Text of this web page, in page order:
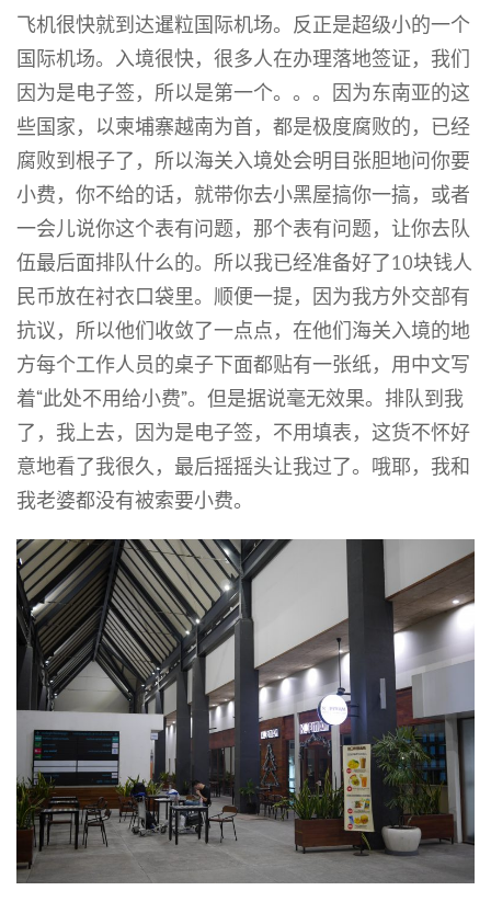
飞机很快就到达暹粒国际机场。反正是超级小的一个
国际机场。入境很快，很多人在办理落地签证，我们
因为是电子签，所以是第一个。。。因为东南亚的这
些国家，以柬埔寨越南为首，都是极度腐败的，已经
腐败到根子了，所以海关入境处会明目张胆地问你要
小费，你不给的话，就带你去小黑屋搞你一搞，或者
一会儿说你这个表有问题，那个表有问题，让你去队
伍最后面排队什么的。所以我已经准备好了10块钱人
民币放在衬衣口袋里。顺便一提，因为我方外交部有
抗议，所以他们收敛了一点点，在他们海关入境的地
方每个工作人员的桌子下面都贴有一张纸，用中文写
着“此处不用给小费”。但是据说毫无效果。排队到我
了，我上去，因为是电子签，不用填表，这货不怀好
意地看了我很久，最后摇摇头让我过了。哦耶，我和
我老婆都没有被索要小费。